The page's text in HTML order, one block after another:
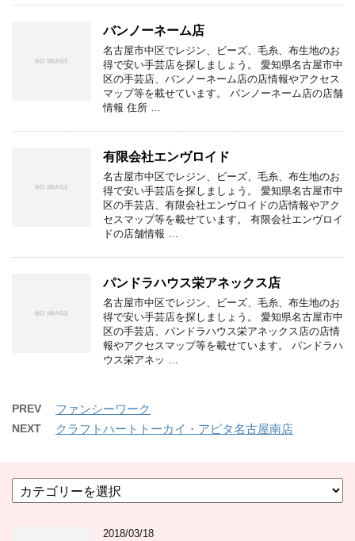
バンノーネーム店
名古屋市中区でレジン、ビーズ、毛糸、布生地のお
得で安い手芸店を探しましょう。 愛知県名古屋市中
区の手芸店、バンノーネーム店の店情報やアクセス
マップ等を載せています。 バンノーネーム店の店舗
情報 住所 …
有限会社エンヴロイド
名古屋市中区でレジン、ビーズ、毛糸、布生地のお
得で安い手芸店を探しましょう。 愛知県名古屋市中
区の手芸店、有限会社エンヴロイドの店情報やアク
セスマップ等を載せています。 有限会社エンヴロイ
ドの店舗情報 …
パンドラハウス栄アネックス店
名古屋市中区でレジン、ビーズ、毛糸、布生地のお
得で安い手芸店を探しましょう。 愛知県名古屋市中
区の手芸店、パンドラハウス栄アネックス店の店情
報やアクセスマップ等を載せています。 パンドラハ
ウス栄アネッ …
PREV ファンシーワーク
NEXT クラフトハートトーカイ・アピタ名古屋南店
テ
2018/03/18